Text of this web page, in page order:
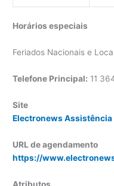
Horários especiais
Feriados Nacionais e
Telefone Principal: 11
Site
Electronews
URL de agendamento
https://
Atributos